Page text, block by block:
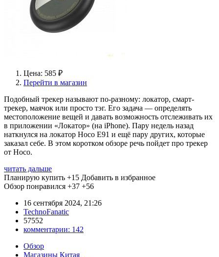
Цена: 585 ₽
Перейти в магазин
Подобный трекер называют по-разному: локатор, смарт-
трекер, маячок или просто тэг. Его задача — определять
местоположение вещей и давать возможность отслеживать их
в приложении «Локатор» (на iPhone). Пару недель назад
наткнулся на локатор Hoco E91 и ещё пару других, которые
заказал себе. В этом коротком обзоре речь пойдет про трекер
от Hoco.
читать дальше
Планирую купить +15 Добавить в избранное
Обзор понравился +37 +56
16 сентября 2024, 21:26
TechnoFanatic
57552
комментарии: 142
Обзор
Магазины Китая